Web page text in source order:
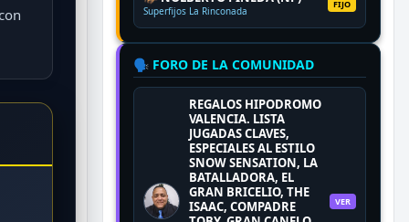
Superfijos La Rinconada
FIJO
🗣️ FORO DE LA COMUNIDAD
REGALOS HIPODROMO
VALENCIA. LISTA
JUGADAS CLAVES,
ESPECIALES AL ESTILO
SNOW SENSATION, LA
BATALLADORA, EL
GRAN BRICELIO, THE
ISAAC, COMPADRE
VER